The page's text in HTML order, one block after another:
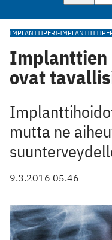
IMPLANTTIPERI-IMPLANTIITTI
ovat
mutta ne
9.3.2016 05.46